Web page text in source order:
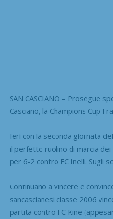
SAN CASCIANO – Prosegue
Casciano, la Champions Cup
Ieri con la seconda giornata
il perfetto ruolino di marcia
per 6-2 contro FC Inelli. Sugli
Continuano a vincere e
sancascianesi classe 2006
partita contro FC Kine